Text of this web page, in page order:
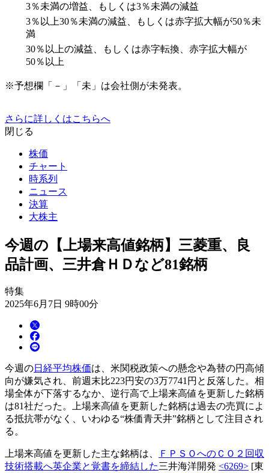
3％未満の増益、もしくは3％未満の減益
3％以上30％未満の減益、もしくは赤字拡大幅が50％未
満
30％以上の減益、もしくは赤字転換、赤字拡大幅が
50％以上
※予想欄「－」「未」は会社側が未発表。
さらに詳しくはこちらへ
閉じる
株価
チャート
時系列
ニュース
決算
大株主
今週の【上場来高値銘柄】三菱重、良
品計画、三井倉ＨＤなど81銘柄
特集
2025年6月7日 9時00分
今週の日経平均株価は、米関税政策への懸念や為替の円高傾
向が嫌気され、前週末比223円安の3万7741円と反落した。相
場全体が下落するなか、逆行高で上場来高値を更新した銘柄
は81社だった。上場来高値を更新した銘柄は過去の売買によ
る抵抗帯がなく、いわゆる“株価青天井”銘柄として注目され
る。
上場来高値を更新した主な銘柄は、
ＦＰＳＯへのＣＯ２回収
技術搭載へ英企業と覚書を締結した三井海洋開発 <6269> [東